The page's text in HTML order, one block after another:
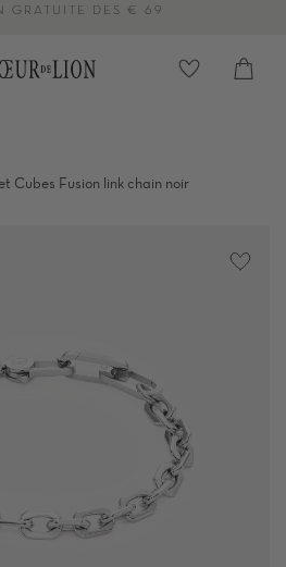
GRATUITE DÈS € 69
Cubes Fusion link chain noir